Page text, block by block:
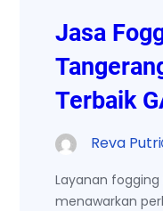
Jasa
Terbaik
Reva Putri
Layanan
menawarkan